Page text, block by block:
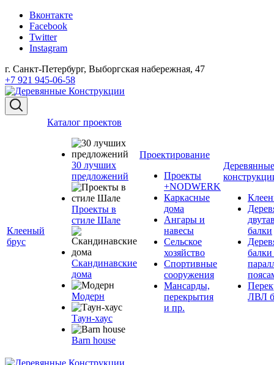
Вконтакте
Facebook
Twitter
Instagram
г. Санкт-Петербург, Выборгская набережная, 47
+7 921 945-06-58
Клееный
брус
Каталог проектов
30 лучших
предложений
Проекты в
стиле Шале
Скандинавские
дома
Модерн
Таун-хаус
Barn house
Проектирование
Проекты
+NODWERK
Каркасные
дома
Ангары и
навесы
Сельское
хозяйство
Спортивные
сооружения
Мансарды,
перекрытия
и пр.
Деревянные
балки
балки
ЛВЛ